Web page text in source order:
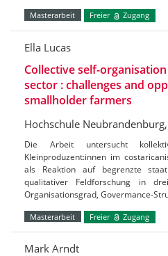
Masterarbeit Freier Zugang
Ella Lucas
Collective self-
sector : challenges and
smallholder farmers
Hochschule
Die Arbeit untersucht
Kleinproduzent:innen im
als Reaktion auf begrenzte
qualitativer Feldforschung in
Organisationsgrad, Govermance-
Masterarbeit Freier Zugang
Mark Arndt